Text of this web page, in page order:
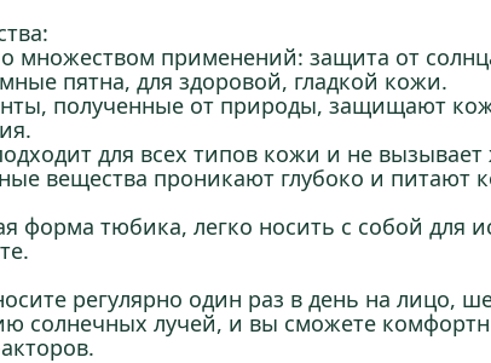
множеством применений: защита от
пятна, для здоровой, гладкой кожи.
полученные от природы, защищают
для всех типов кожи и не
вещества проникают глубоко и питают
форма тюбика, легко носить с собой для
регулярно один раз в день на лицо,
солнечных лучей, и вы сможете